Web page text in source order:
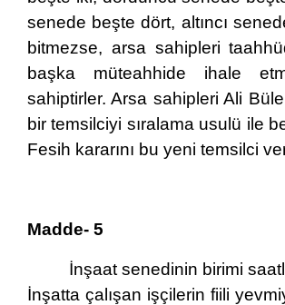
senede beşte dört, altıncı
bitmezse, arsa sahipleri
başka müteahhide ihale
sahiptirler. Arsa sahipleri Ali
bir temsilciyi sıralama usulü ile
Fesih kararını bu yeni temsilci
Madde- 5
İnşaat senedinin birimi
İnşatta çalışan işçilerin fiili